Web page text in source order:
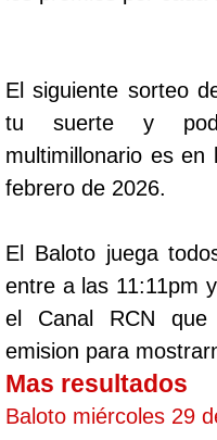
El siguiente sorteo
tu suerte y
multimillonario es
febrero de 2026.
El Baloto juega
entre a las 11:11pm
el Canal RCN
emision para
Mas resultados
Baloto miércoles 29